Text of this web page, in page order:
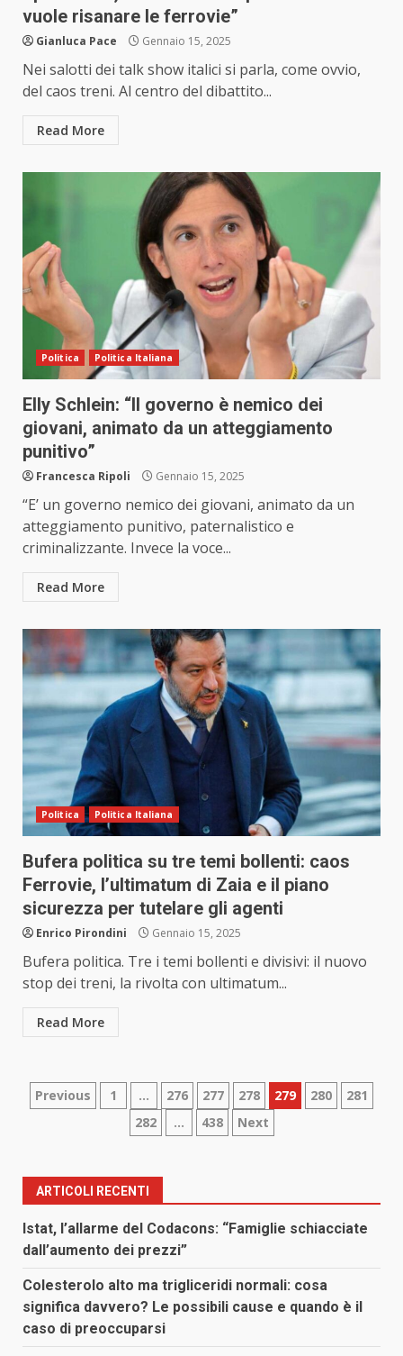
vuole risanare le ferrovie”
Gianluca Pace Gennaio 15, 2025
Nei salotti dei talk show italici si parla, come ovvio,
del caos treni. Al centro del dibattito...
Read More
Politica Politica Italiana
Elly Schlein: “Il governo è nemico dei
giovani, animato da un atteggiamento
punitivo”
Francesca Ripoli Gennaio 15, 2025
“E’ un governo nemico dei giovani, animato da un
atteggiamento punitivo, paternalistico e
criminalizzante. Invece la voce...
Read More
Politica Politica Italiana
Bufera politica su tre temi bollenti: caos
Ferrovie, l’ultimatum di Zaia e il piano
sicurezza per tutelare gli agenti
Enrico Pirondini Gennaio 15, 2025
Bufera politica. Tre i temi bollenti e divisivi: il nuovo
stop dei treni, la rivolta con ultimatum...
Read More
Paginazione
articoli
Previous 1 … 276 277 278 279 280
281
282
… 438 Next
ARTICOLI RECENTI
Istat, l’allarme del Codacons: “Famiglie schiacciate
dall’aumento dei prezzi”
Colesterolo alto ma trigliceridi normali: cosa
significa davvero? Le possibili cause e quando è il
caso di preoccuparsi